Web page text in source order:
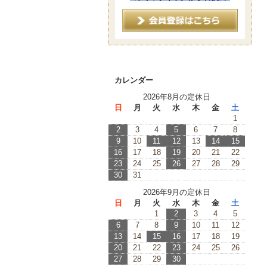
カレンダー
2026年8月の定休日
日
月 火 水 木 金
土
1
2
3 4 5 6 7
8
9
10 11 12 13 14
15
16
17 18 19 20 21
22
23
24 25 26 27 28
29
30
31
2026年9月の定休日
日
月 火 水 木 金
土
1
2 3 4
5
6
7 8 9 10 11
12
13
14 15 16 17 18
19
20
21 22 23 24 25
26
27
28 29 30